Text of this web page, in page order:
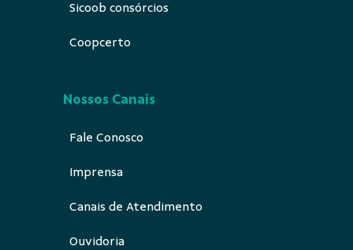
Sicoob consórcios
Coopcerto
Nossos Canais
Fale Conosco
Imprensa
Canais de Atendimento
Ouvidoria